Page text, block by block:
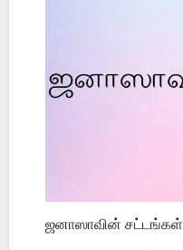
ஜனாஸாவின் சட்டங்கள்